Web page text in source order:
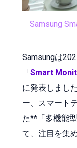
Samsung
Samsungは
「Smart
に発表しまし
ー、スマート
た**「多機能
て、注目を集